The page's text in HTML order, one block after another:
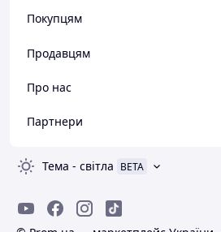
Покупцям
Продавцям
Про нас
Партнери
Тема - світла BETA